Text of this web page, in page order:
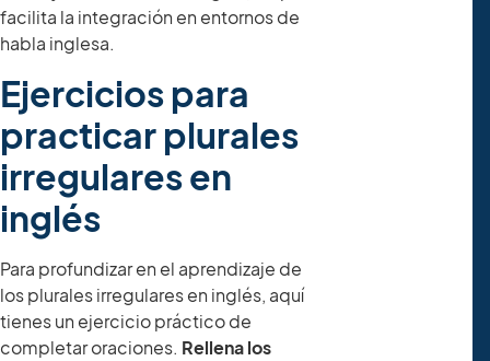
facilita la integración en entornos de
habla inglesa.
Ejercicios para
practicar plurales
irregulares en
inglés
Para profundizar en el aprendizaje de
los plurales irregulares en inglés, aquí
tienes un ejercicio práctico de
completar oraciones. Rellena los